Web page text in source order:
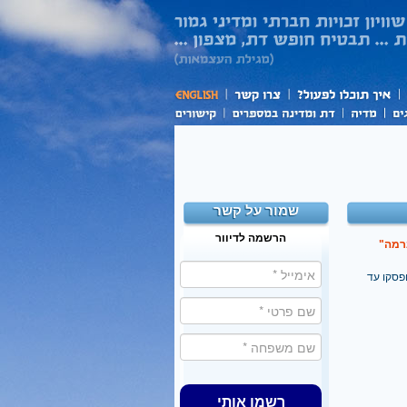
שמור על קשר
הרשמה לדיוור
רשמו אותי
עד